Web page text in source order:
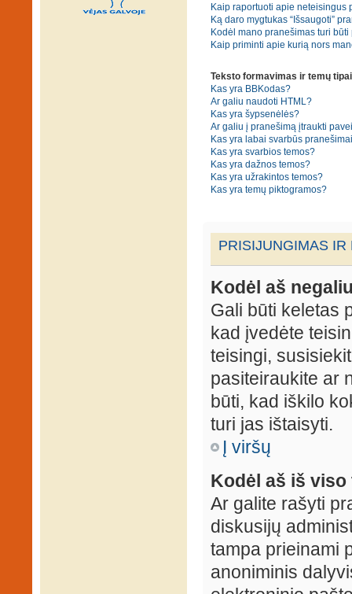
Kaip raportuoti apie neteisingus
Ką daro mygtukas “Išsaugoti”
Kodėl mano pranešimas turi būti
Kaip priminti apie kurią nors
Teksto formavimas ir temų tipai
Kas yra BBKodas?
Ar galiu naudoti HTML?
Kas yra šypsenėlės?
Ar galiu į pranešimą įtraukti
Kas yra labai svarbūs
Kas yra svarbios temos?
Kas yra dažnos temos?
Kas yra užrakintos temos?
Kas yra temų piktogramos?
PRISIJUNGIMAS IR
Kodėl aš
Gali būti keletas
kad įvedėte
teisingi,
pasiteiraukite ar
būti, kad iškilo
turi jas ištaisyti.
Į viršų
Kodėl aš iš
Ar galite rašyti
diskusijų
tampa prieinami
anoniminis